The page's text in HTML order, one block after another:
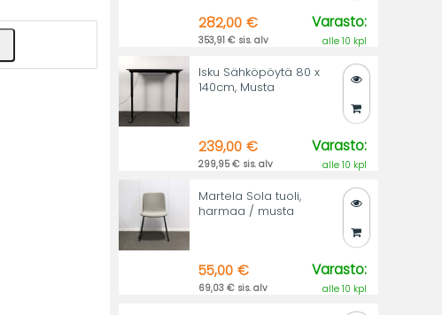
282,00 €
353,91 € sis. alv
Varasto:
alle 10 kpl
Isku Sähköpöytä 80 x
140cm, Musta
239,00 €
299,95 € sis. alv
Varasto:
alle 10 kpl
Martela Sola tuoli,
harmaa / musta
55,00 €
69,03 € sis. alv
Varasto:
alle 10 kpl